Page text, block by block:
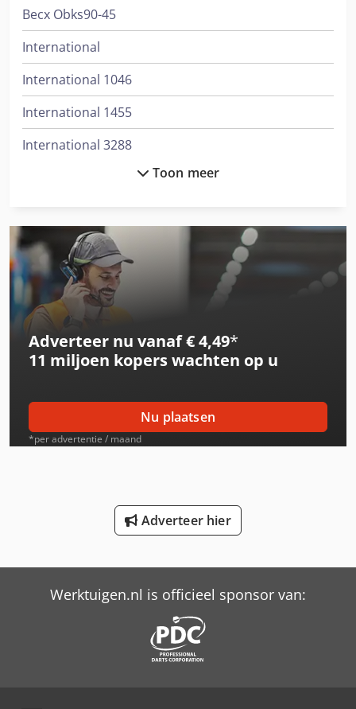
Becx Obks90-45
International
International 1046
International 1455
International 3288
International 533
International 553
International 554
International 644
International 654
International 824
International 833
International 844
Job-Mann 101-30 Wl
Job-Mann 200-35
Job-Mann 303-50 Wl
Toon meer
Adverteer nu vanaf € 4,49*
11 miljoen koperswachten op u
Nu plaatsen
*per advertentie / maand
Adverteer hier
Werktuigen.nl is officieel sponsor van: